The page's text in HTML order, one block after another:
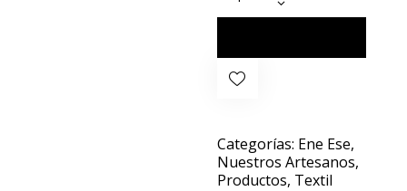
Categorías: Ene Ese,
Nuestros Artesanos,
Productos, Textil